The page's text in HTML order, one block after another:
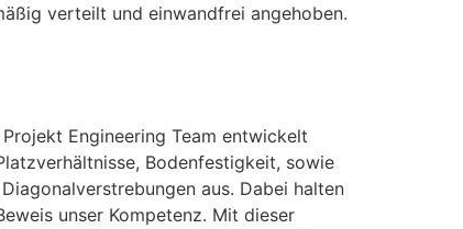
verteilt und einwandfrei angehoben.
Engineering Team entwickelt
Bodenfestigkeit, sowie
aus. Dabei halten
unser Kompetenz. Mit dieser